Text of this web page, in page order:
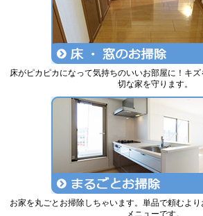
床がピカピカになって気持ちのいいお部屋に！キ
切な家を守ります。
お家を丸ごとお掃除しちゃいます。単品で頼むよ